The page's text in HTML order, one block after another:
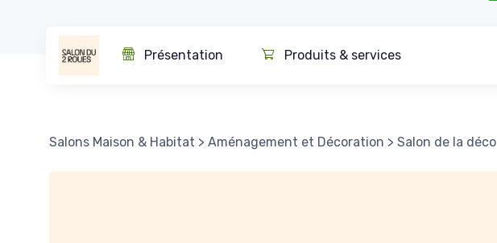
Présentation Produits & services
Salons Maison & Habitat > Aménagement et Décoration > Salon de la déco